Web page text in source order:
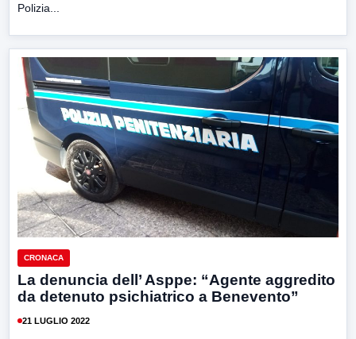
Polizia...
CRONACA
La denuncia dell’ Asppe: “Agente aggredito
da detenuto psichiatrico a Benevento”
21 LUGLIO 2022